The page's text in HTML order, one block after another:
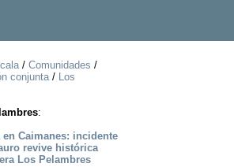
/ Comunidades /
conjunta/ Los
:
Caimanes: incidente
revive histórica
Los Pelambres